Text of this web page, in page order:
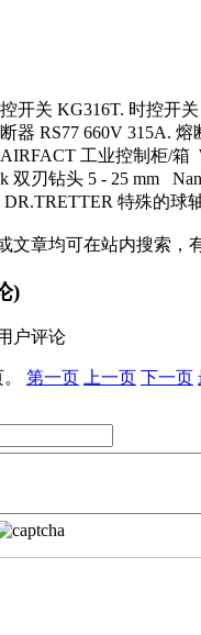
开关 KG316T. 时控开
器 RS77 660V 315A. 熔
AIRFACT 工业控制柜/箱
双刃钻头 5 - 25 mm
特殊的球
文章均可在站内搜索，
)
户评论
第一页 上一页 下一页